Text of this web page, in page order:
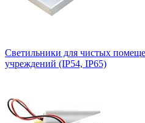
Светильники для чистых
учреждений (IP54, IP65)